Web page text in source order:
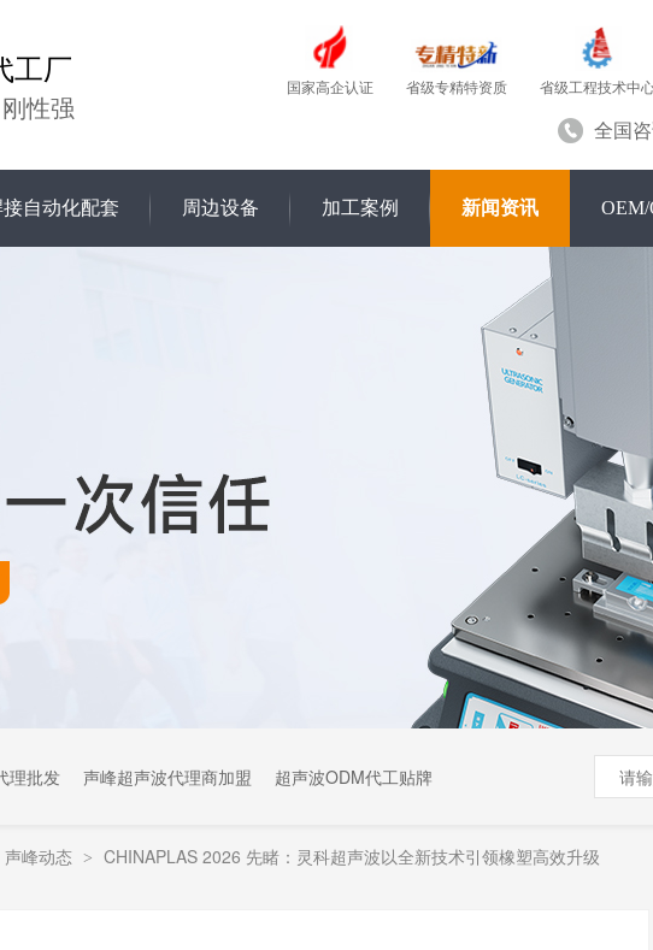
工厂
性强
国家高企认证 省级专精特资质 省级工程技术中
全国咨
自动化配套 周边设备 加工案例 新闻资讯
理批发 声峰超声波代理商加盟 超声波ODM代工贴牌
声峰动态 > CHINAPLAS 2026 先睹：灵科超声波以全新技术引领橡塑高效升级